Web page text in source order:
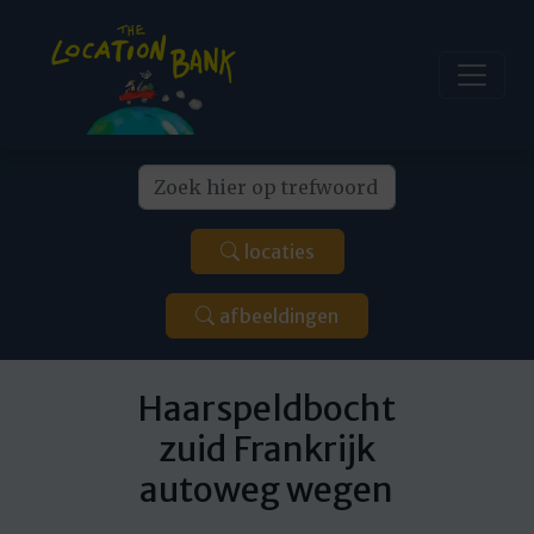
locaties
afbeeldingen
Haarspeldbocht
zuid Frankrijk
autoweg wegen